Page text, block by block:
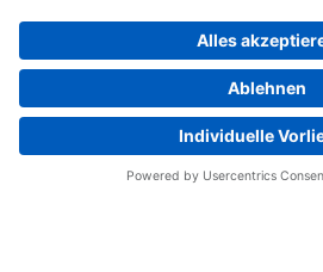
Home Impressum Privacy
Whistleblowing
Yaskawa Europe GmbH